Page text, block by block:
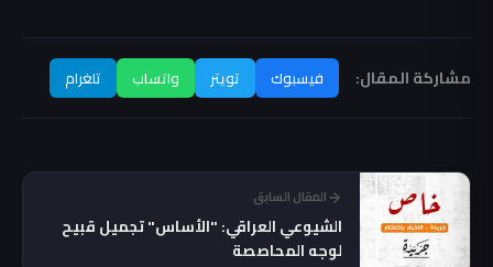
مشاركة المقال: فيسبوك تويتر واتساب تلغرام
المقال السابق
الشيوعي العراقي: "الأساس" تجميل قبيح
لوجه المحاصصة